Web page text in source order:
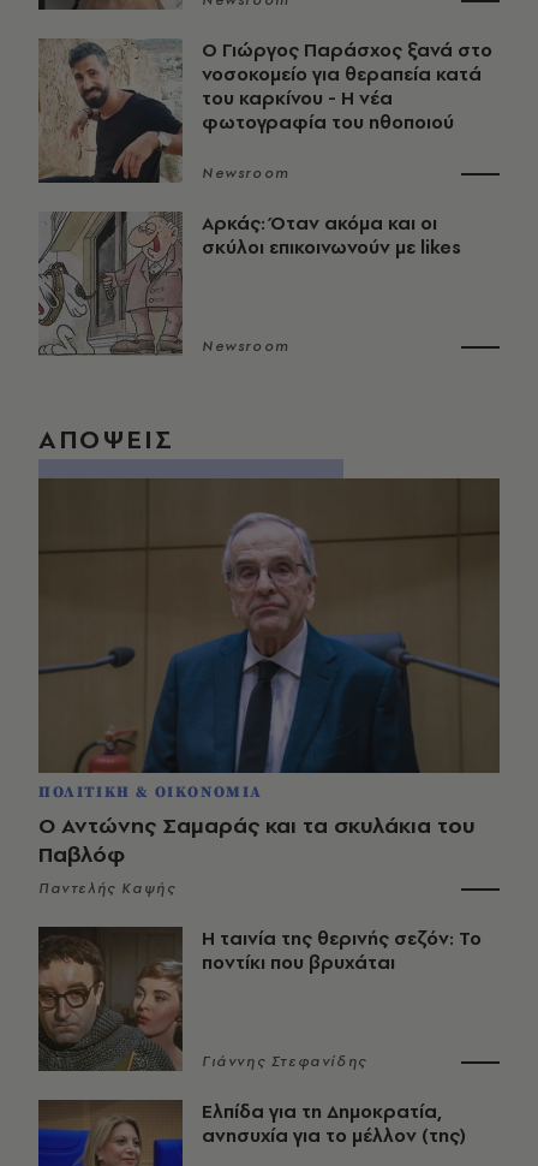
O Γιώργος Παράσχος ξανά στο
νοσοκομείο για θεραπεία κατά
του καρκίνου - Η νέα
φωτογραφία του ηθοποιού
Newsroom
Αρκάς: Όταν ακόμα και οι
σκύλοι επικοινωνούν με likes
Newsroom
ΑΠΟΨΕΙΣ
ΠΟΛΙΤΙΚΗ & ΟΙΚΟΝΟΜΙΑ
Ο Αντώνης Σαμαράς και τα σκυλάκια του
Παβλόφ
Παντελής Καψής
Η ταινία της θερινής σεζόν: Το
ποντίκι που βρυχάται
Γιάννης Στεφανίδης
Ελπίδα για τη Δημοκρατία,
ανησυχία για το μέλλον (της)